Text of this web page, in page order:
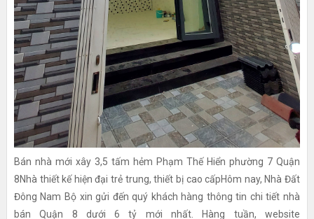
Bán nhà mới xây 3,5 tấm hẻm Phạm Thế Hiển phường 7 Quận
8Nhà thiết kế hiện đại trẻ trung, thiết bị cao cấpHôm nay, Nhà Đất
Đông Nam Bộ xin gửi đến quý khách hàng thông tin chi tiết nhà
bán Quận 8 dưới 6 tỷ mới nhất. Hàng tuần, website